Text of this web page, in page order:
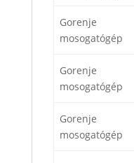
Gorenje
mosogatógép
Gorenje
mosogatógép
Gorenje
mosogatógép